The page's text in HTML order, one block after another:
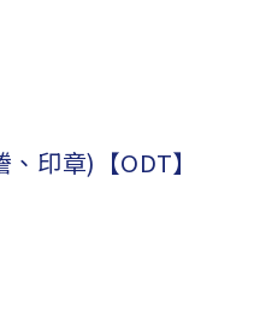
印章)【ODT】